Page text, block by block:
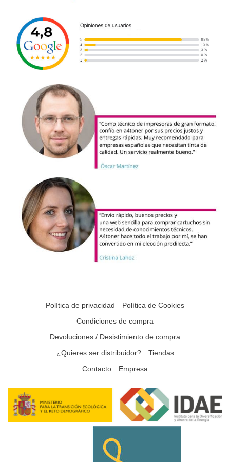
Política de privacidad
Política de Cookies
Condiciones de compra
Devoluciones / Desistimiento de compra
¿Quieres ser distribuidor?
Tiendas
Contacto
Empresa